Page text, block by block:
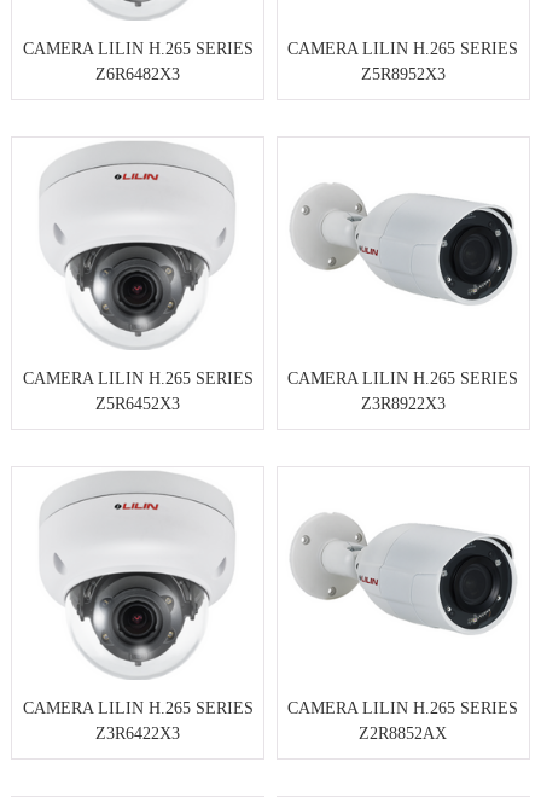
CAMERA LILIN H.265 SERIES
Z6R6482X3
CAMERA LILIN H.265 SERIES
Z5R8952X3
CAMERA LILIN H.265 SERIES
Z5R6452X3
CAMERA LILIN H.265 SERIES
Z3R8922X3
CAMERA LILIN H.265 SERIES
Z3R6422X3
CAMERA LILIN H.265 SERIES
Z2R8852AX